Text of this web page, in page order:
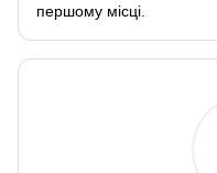
першому місці.